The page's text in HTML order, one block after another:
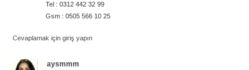
Tel : 0312 442 32 99
Gsm : 0505 566 10 25
Cevaplamak için giriş yapın
aysmmm